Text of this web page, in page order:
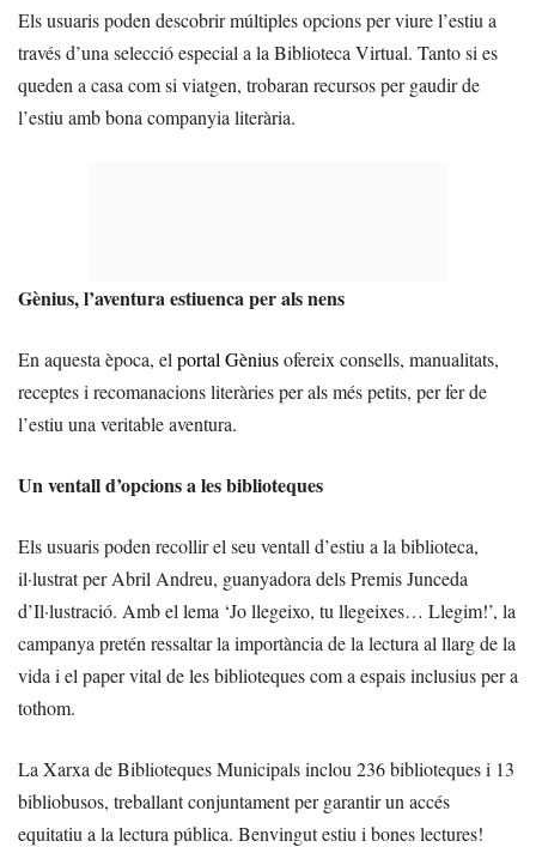
Els usuaris poden descobrir múltiples opcions per viure l’estiu a
través d’una selecció especial a la Biblioteca Virtual. Tanto si es
queden a casa com si viatgen, trobaran recursos per gaudir de
l’estiu amb bona companyia literària.
Gènius, l’aventura estiuenca per als nens
En aquesta època, el portal Gèniusofereix consells, manualitats,
receptes i recomanacions literàries per als més petits, per fer de
l’estiu una veritable aventura.
Un ventall d’opcions a les biblioteques
Els usuaris poden recollir el seu ventall d’estiu a la biblioteca,
il·lustrat per Abril Andreu, guanyadora dels Premis Junceda
d’Il·lustració. Amb el lema ‘Jo llegeixo, tu llegeixes… Llegim!’, la
campanya pretén ressaltar la importància de la lectura al llarg de la
vida i el paper vital de les biblioteques com a espais inclusius per a
tothom.
La Xarxa de Biblioteques Municipals inclou 236 biblioteques i 13
bibliobusos, treballant conjuntament per garantir un accés
equitatiu a la lectura pública. Benvingut estiu i bones lectures!